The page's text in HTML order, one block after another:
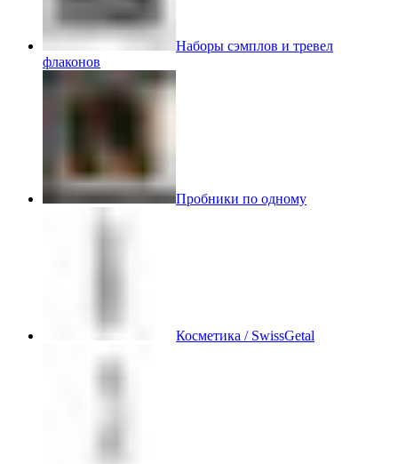
Наборы сэмплов и тревел
флаконов
Пробники по одному
Косметика / SwissGetal